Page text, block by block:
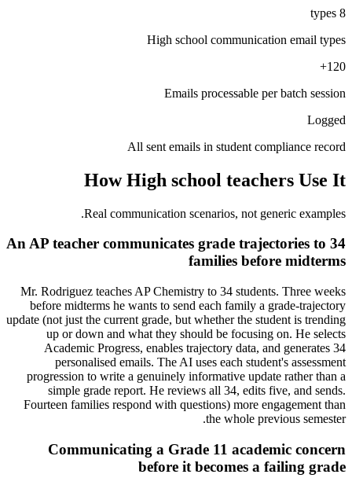
8 types
High school communication email types
120+
Emails processable per batch session
Logged
All sent emails in student compliance record
HowHigh school teachers Use It
Real communication scenarios, not generic examples.
An AP teacher communicates grade trajectories to 34
families before midterms
Mr. Rodriguez teaches AP Chemistry to 34 students. Three weeks
before midterms he wants to send each family a grade-trajectory
update (not just the current grade, but whether the student is trending
up or down and what they should be focusing on. He selects
Academic Progress, enables trajectory data, and generates 34
personalised emails. The AI uses each student's assessment
progression to write a genuinely informative update rather than a
simple grade report. He reviews all 34, edits five, and sends.
Fourteen families respond with questions) more engagement than
the whole previous semester.
Communicating a Grade 11 academic concern
before it becomes a failing grade